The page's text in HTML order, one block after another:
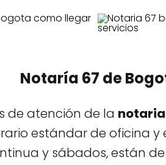
Notaría 67 de
de atención de la notaria
estándar de oficina
y sábados, están